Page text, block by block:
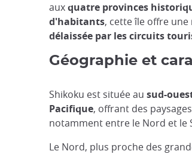
auxquatre provinces
d'habitants, cette île offre
délaissée par les circuits
Géographie et
Shikoku est située au sud-
Pacifique, offrant des
notamment entre le Nord et le
Le Nord, plus proche des